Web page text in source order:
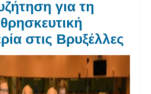
για τη
θρησκευτική
στις Βρυξέλλες